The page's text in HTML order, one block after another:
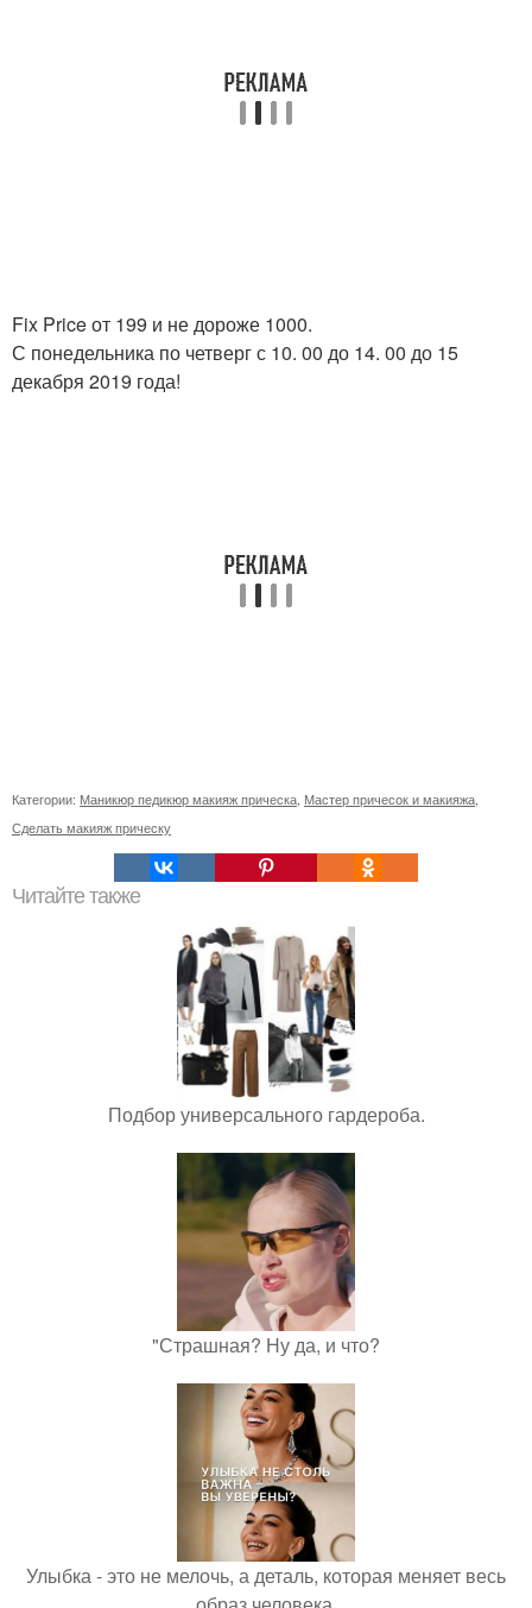
Fix Price от 199 и не дороже 1000.
С понедельника по четверг с 10. 00 до 14. 00 до 15
декабря 2019 года!
Категории: Маникюр педикюр макияж прическа Мастер причесок и макияжа
Сделать макияж прическу
Читайте также
Подбор универсального гардероба.
"Страшная? Ну да, и что?
Улыбка - это не мелочь, а деталь, которая меняет весь